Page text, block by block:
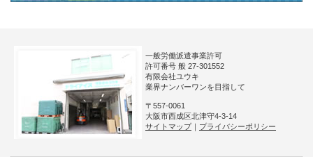
一般労働派遣事業許可
許可番号 般 27-301552
有限会社ユウキ
業界ナンバーワンを目指して
〒557-0061
大阪市西成区北津守4-3-14
サイトマップ
プライバシーポリシー